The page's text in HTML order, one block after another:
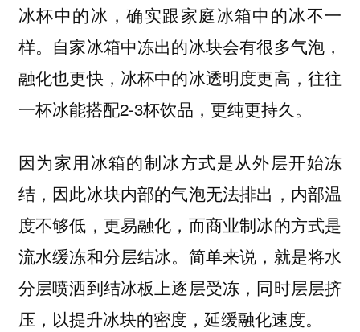
冰杯中的冰，确实跟家庭冰箱中的冰不一
样。自家冰箱中冻出的冰块会有很多气泡，
融化也更快，冰杯中的冰透明度更高，往往
一杯冰能搭配2-3杯饮品，更纯更持久。
因为家用冰箱的制冰方式是从外层开始冻
结，因此冰块内部的气泡无法排出，内部温
度不够低，更易融化，而商业制冰的方式是
流水缓冻和分层结冰。简单来说，就是将水
分层喷洒到结冰板上逐层受冻，同时层层挤
压，以提升冰块的密度，延缓融化速度。